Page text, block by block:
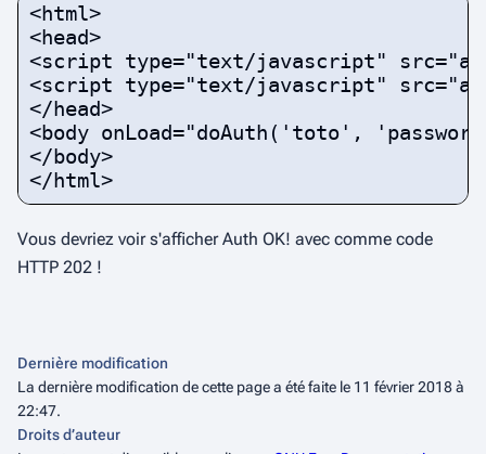
<html>
<head>
<script type="text/javascript"
<script type="text/javascript"
</head>
<body onLoad="doAuth('toto',
</body>
</html>
Vous devriez voir s'afficherAuth OK! avec comme code
HTTP 202 !
Dernière modification
La dernière modification de cette page a été faite le 11 février 2018 à
22:47.
Droits d’auteur